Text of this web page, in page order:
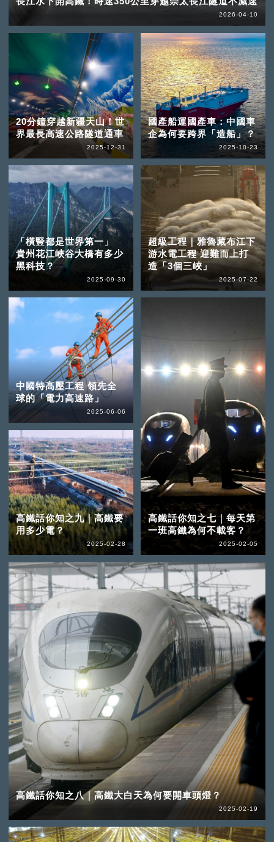
2026-04-10
20分鐘穿越新疆天山！世
界最長高速公路隧道通車
2025-12-31
國產船運國產車：中國車
企為何要跨界「造船」？
2025-10-23
「橫豎都是世界第一」
貴州花江峽谷大橋有多少
黑科技？
2025-09-30
超級工程｜雅魯藏布江下
游水電工程 迎難而上打
造「3個三峽」
2025-07-22
中國特高壓工程 領先全
球的「電力高速路」
2025-06-06
高鐵話你知之九｜高鐵要
用多少電？
2025-02-28
高鐵話你知之八｜高鐵大白天為何要開車頭燈？
2025-02-19
高鐵話你知之七｜每天第
一班高鐵為何不載客？
2025-02-05